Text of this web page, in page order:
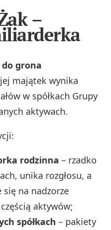
–
grona
majątek wynika
w spółkach Grupy
aktywach.
rodzinna – rzadko
unika rozgłosu, a
na nadzorze
aktywów;
spółkach – pakiety